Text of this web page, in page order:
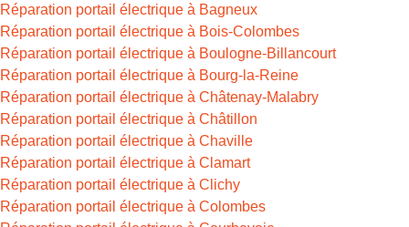
Réparation portail électrique à Bagneux
Réparation portail électrique à Bois-Colombes
Réparation portail électrique à Boulogne-Billancourt
Réparation portail électrique à Bourg-la-Reine
Réparation portail électrique à Châtenay-Malabry
Réparation portail électrique à Châtillon
Réparation portail électrique à Chaville
Réparation portail électrique à Clamart
Réparation portail électrique à Clichy
Réparation portail électrique à Colombes